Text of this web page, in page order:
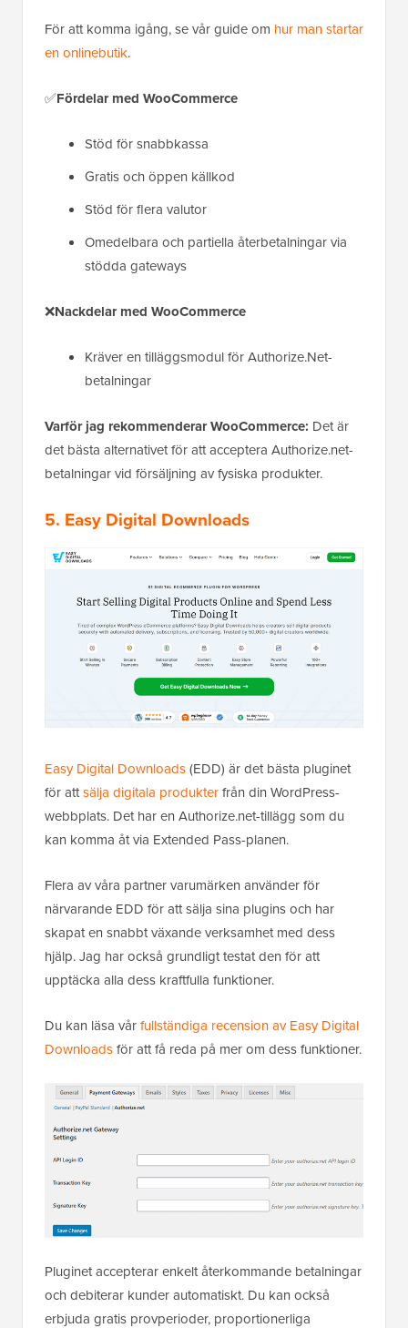
För att komma igång, se vår guide om hur man startar
en onlinebutik.
✅Fördelar med WooCommerce
Stöd för snabbkassa
Gratis och öppen källkod
Stöd för flera valutor
Omedelbara och partiella återbetalningar via
stödda gateways
❌Nackdelar med WooCommerce
Kräver en tilläggsmodul för Authorize.Net-
betalningar
Varför jag rekommenderar WooCommerce: Det är
det bästa alternativet för att acceptera Authorize.net-
betalningar vid försäljning av fysiska produkter.
5. Easy Digital Downloads
Easy Digital Downloads(EDD) är det bästa pluginet
för attsälja digitala produkterfrån din WordPress-
webbplats. Det har en Authorize.net-tillägg som du
kan komma åt via Extended Pass-planen.
Flera av våra partner varumärken använder för
närvarande EDD för att sälja sina plugins och har
skapat en snabbt växande verksamhet med dess
hjälp. Jag har också grundligt testat den för att
upptäcka alla dess kraftfulla funktioner.
Du kan läsa vårfullständiga recension av Easy Digital
Downloadsför att få reda på mer om dess funktioner.
Pluginet accepterar enkelt återkommande betalningar
och debiterar kunder automatiskt. Du kan också
erbjuda gratis provperioder, proportionerliga